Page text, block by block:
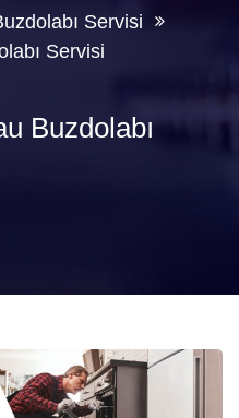
Servisi
Servisi
Buzdolabı